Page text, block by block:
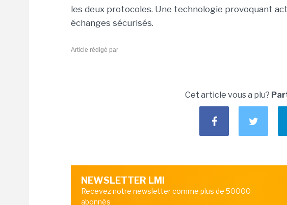
les deux protocoles. Une technologie provoquant
échanges sécurisés.
Article rédigé par
Cet article vous a plu?
NEWSLETTER LMI
Recevez notre newsletter comme plus de 50000
abonnés